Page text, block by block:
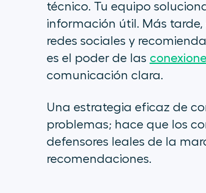
técnico. Tu equipo
información útil. Más
redes sociales y
es el poder de las
comunicación clara.
Una estrategia eficaz de
problemas; hace que los
defensores leales de la
recomendaciones.